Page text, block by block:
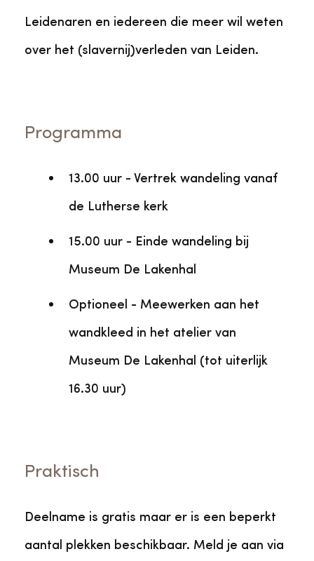
Leidenaren en iedereen die meer wil weten
over het (slavernij)verleden van Leiden.
Programma
13.00 uur - Vertrek wandeling vanaf
de Lutherse kerk
15.00 uur - Einde wandeling bij
Museum De Lakenhal
Optioneel - Meewerken aan het
wandkleed in het atelier van
Museum De Lakenhal (tot uiterlijk
16.30 uur)
Praktisch
Deelname is gratis maar er is een beperkt
aantal plekken beschikbaar. Meld je aan via